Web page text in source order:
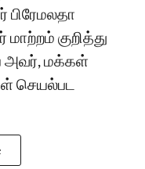
குறித்து
அவர், மக்கள்
செயல்பட